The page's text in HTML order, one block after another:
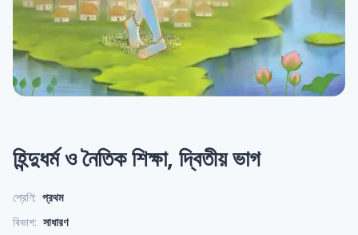
হিন্দুধর্ম ও নৈতিক শিক্ষা, দ্বিতীয় ভাগ
শ্রেণি: প্রথম
বিভাগ: সাধারণ